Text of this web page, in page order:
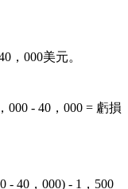
，000美元。
000 - 40，000 = 虧損
- 40，000) - 1，500